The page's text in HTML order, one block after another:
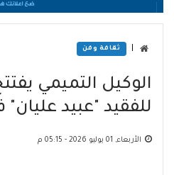
ثقافة وفن
الوكيل التميمي
للفقيد "عبيد عليان"
الأربعاء, 01 يوليو 2026 - 05:15 م